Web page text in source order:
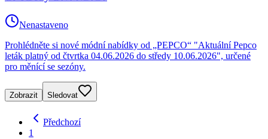
Nenastaveno
Prohlédněte si nové módní nabídky od „PEPCO“ "Aktuální Pepco
leták platný od čtvrtka 04.06.2026 do středy 10.06.2026", určené
pro měnící se sezóny.
Zobrazit Sledovat
Předchozí
1